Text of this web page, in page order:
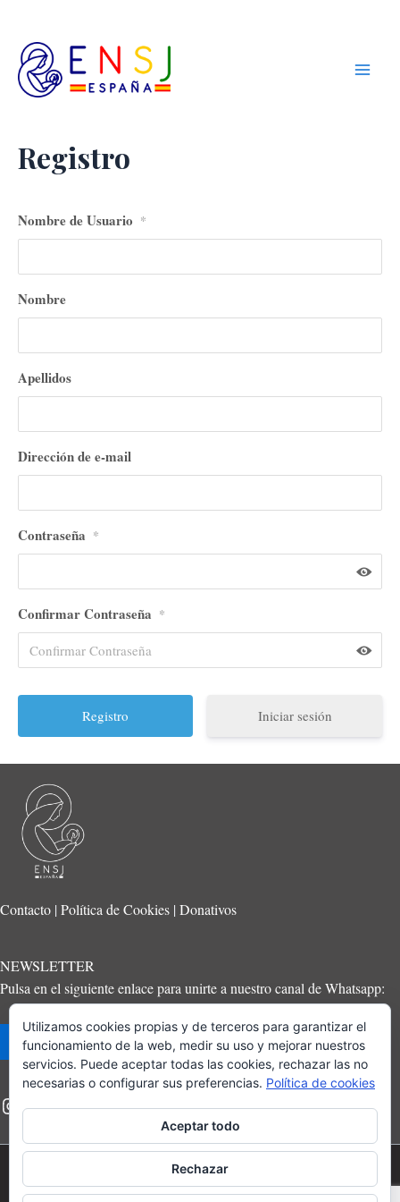
contenido
Registro
Nombre de Usuario *
Nombre
Apellidos
Dirección de e-mail
Contraseña *
Confirmar Contraseña *
Iniciar sesión
Contacto | Política de Cookies | Donativos
NEWSLETTER
Pulsa en el siguiente enlace para unirte a nuestro canal de Whatsapp:
Suscríbete
ENSJ 2023 © Todos los derechos reservados
Utilizamos cookies propias y de terceros para garantizar el
funcionamiento de la web, medir su uso y mejorar nuestros
servicios. Puede aceptar todas las cookies, rechazar las no
necesarias o configurar sus preferencias. Política de cookies
Aceptar todo
Rechazar